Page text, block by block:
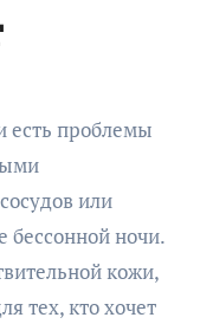
есть проблемы
или
бессонной ночи.
кожи,
тех, кто хочет